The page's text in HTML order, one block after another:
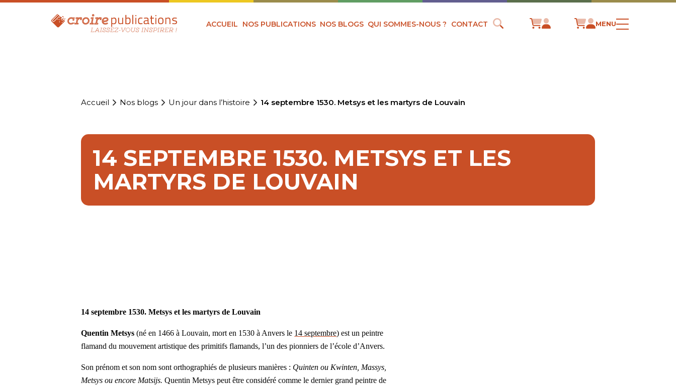
ACCUEIL NOS PUBLICATIONS NOS BLOGS QUI SOMMES-NOUS ? CONTACT MENU
Accueil Nos blogs Un jour dans l’histoire 14 septembre 1530. Metsys et les martyrs de Louvain
14 SEPTEMBRE 1530. METSYS ET LES
MARTYRS DE LOUVAIN
14 septembre 1530. Metsys et les martyrs de Louvain
Quentin Metsys (né en 1466 à Louvain, mort en 1530 à Anvers le 14 septembre) est un peintre
flamand du mouvement artistique des primitifs flamands, l’un des pionniers de l’école d’Anvers.
Son prénom et son nom sont orthographiés de plusieurs manières : Quinten ou Kwinten, Massys,
Metsys ou encore Matsijs. Quentin Metsys peut être considéré comme le dernier grand peintre de